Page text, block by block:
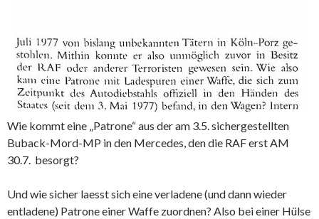
Wie kommt eine „Patrone“ aus der am 3.5. sichergestellten
Buback-Mord-MP in den Mercedes, den die RAF erst AM
30.7. besorgt?
Und wie sicher laesst sich eine verladene (und dann wieder
entladene) Patrone einer Waffe zuordnen? Also bei einer Hülse